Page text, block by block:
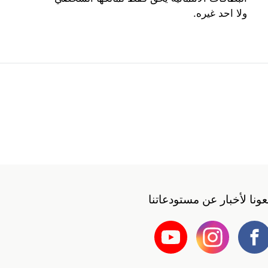
ولا احد غيره.
لأخبار عن مستودعاتنا